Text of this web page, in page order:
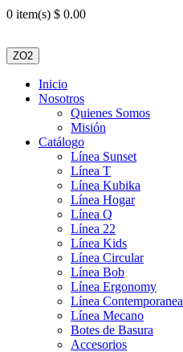
0 item(s) $ 0.00
ZO2
Inicio
Nosotros
Quienes Somos
Misión
Catálogo
Línea Sunset
Línea T
Línea Kubika
Línea Hogar
Línea Q
Línea 22
Línea Kids
Línea Circular
Línea Bob
Línea Ergonomy
Línea Contemporanea
Línea Mecano
Botes de Basura
Accesorios